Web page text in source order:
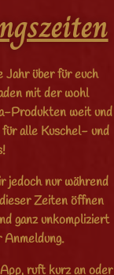
Jahr über für euch
mit der wohl
Produkten weit und
alle Kuschel- und
jedoch nur während
Zeiten öffnen
ganz unkompliziert
ruft kurz an oder